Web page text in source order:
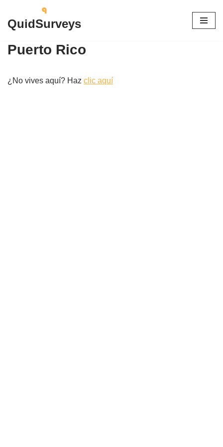
Saltar
contenido
QuidSurveys
Puerto Rico
¿No vives aquí? Haz clic aquí